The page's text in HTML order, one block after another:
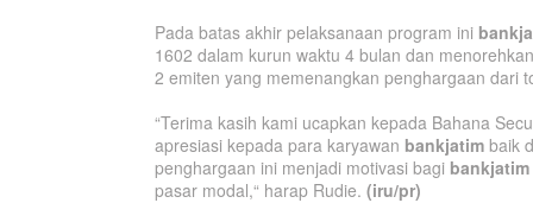
Pada batas akhir pelaksanaan program ini
1602 dalam kurun waktu 4 bulan dan
2 emiten yang memenangkan penghargaan dari
“Terima kasih kami ucapkan kepada Bahana
apresiasi kepada para karyawan bankjatim baik
penghargaan ini menjadi motivasi bagi bankjatim
pasar modal,“ harap Rudie. (iru/pr)